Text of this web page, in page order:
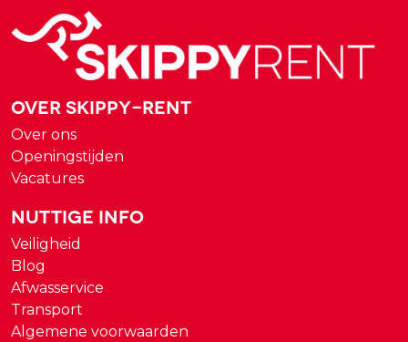
Over Skippy-rent
Over ons
Openingstijden
Vacatures
Nuttige Info
Veiligheid
Blog
Afwasservice
Transport
Algemene voorwaarden